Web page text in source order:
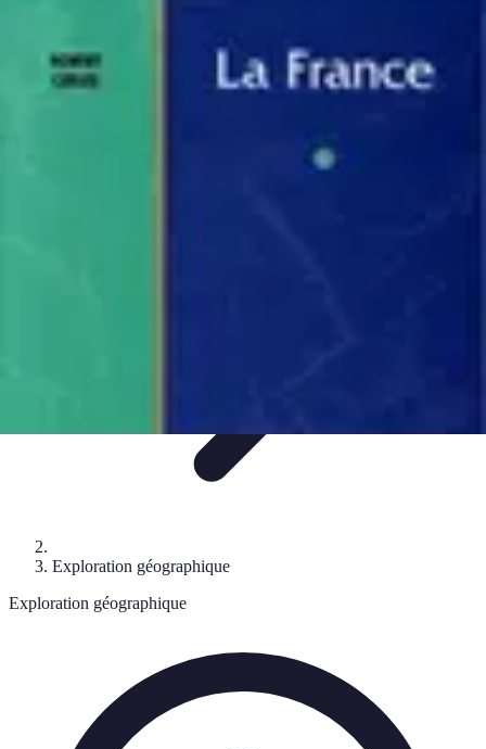
Géographique
Géographie PhysiqueÎles et régions
Exploration géographique
Exploration géographique